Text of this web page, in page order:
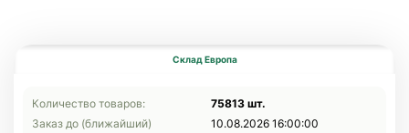
Склад Европа
Количество товаров:
75813 шт.
Заказ до (ближайший)
10.08.2026 16:00:00